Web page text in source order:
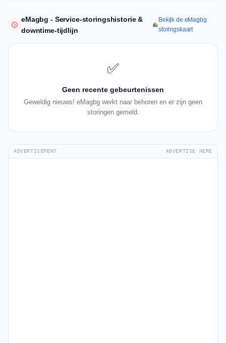
eMagbg - Service-storingshistorie &
downtime-tijdlijn
Bekijk de eMagbg
storingskaart
✅
Geen recente gebeurtenissen
Geweldig nieuws! eMagbg werkt naar behoren en er zijn geen
storingen gemeld.
ADVERTISEMENT ADVERTISE HERE